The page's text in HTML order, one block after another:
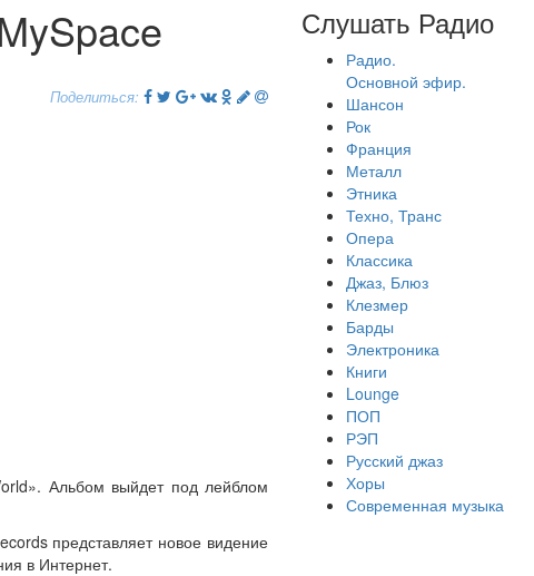
Поделиться:
Альбом выйдет под лейблом
представляет новое видение
в Интернет.
Слушать Радио
Радио.
Основной эфир.
Шансон
Рок
Франция
Металл
Этника
Техно, Транс
Опера
Классика
Джаз, Блюз
Клезмер
Барды
Электроника
Книги
Lounge
ПОП
РЭП
Русский джаз
Хоры
Современная музыка